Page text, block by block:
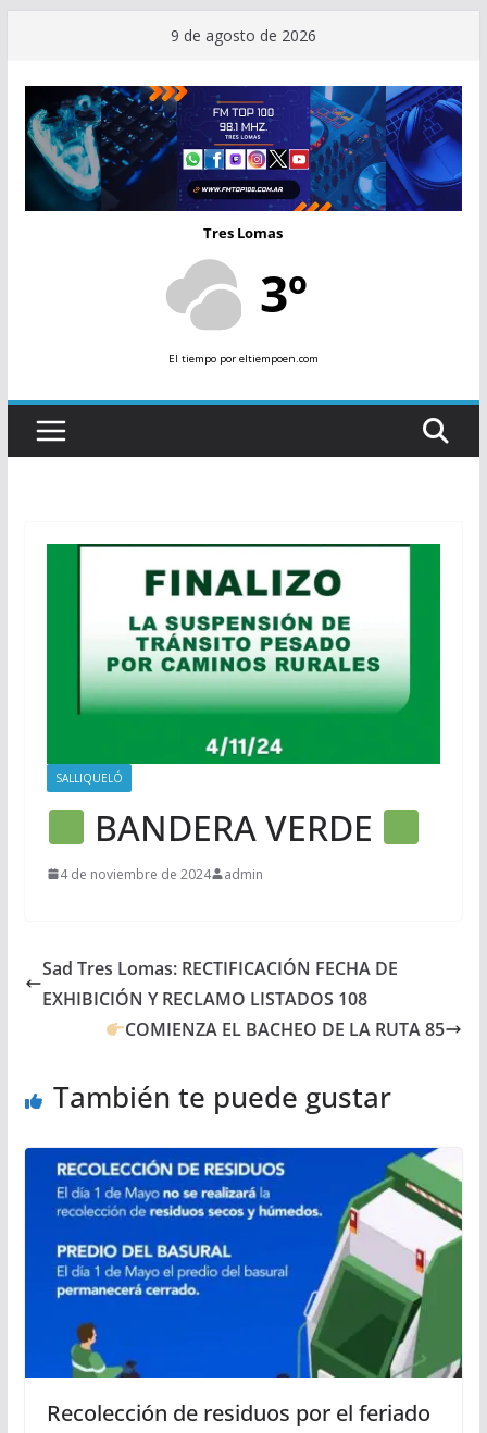
contenido
9 de agosto de 2026
Tres Lomas
3º
El tiempopor eltiempoen.com
SALLIQUELÓ
BANDERA VERDE
4 de noviembre de 2024 admin
Sad Tres Lomas: RECTIFICACIÓN FECHA DE
EXHIBICIÓN Y RECLAMO LISTADOS 108
COMIENZA EL BACHEO DE LA RUTA 85
También te puede gustar
Recolección de residuos por el feriado